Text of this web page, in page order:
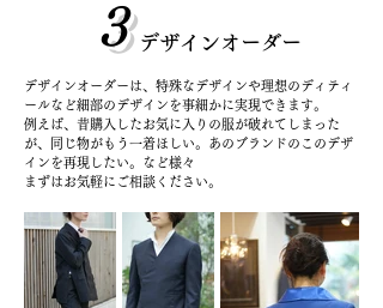
3 デザインオーダー
デザインオーダーは、特殊なデザインや理想のディティ
ールなど細部のデザインを事細かに実現できます。
例えば、昔購入したお気に入りの服が破れてしまった
が、同じ物がもう一着ほしい。あのブランドのこのデザ
インを再現したい。など様々
​まずはお気軽にご相談ください。